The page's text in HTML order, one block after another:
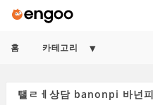
홈 카테고리
Search